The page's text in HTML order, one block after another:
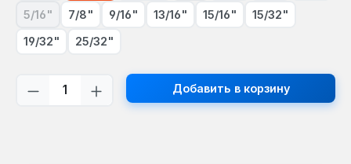
5/16"(В настоящее время эта опция недоступна.)
7/8" 9/16" 13/16" 15/16" 15/32"
19/32" 25/32"
Количество продукта: введите
Добавить в корзину